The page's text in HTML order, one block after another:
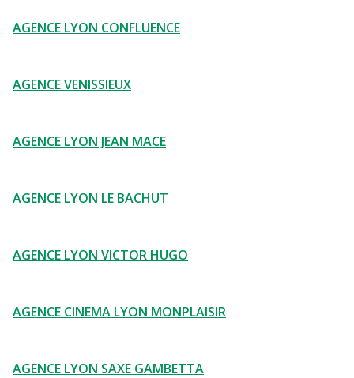
AGENCE LYON CONFLUENCE
AGENCE VENISSIEUX
AGENCE LYON JEAN MACE
AGENCE LYON LE BACHUT
AGENCE LYON VICTOR HUGO
AGENCE CINEMA LYON MONPLAISIR
AGENCE LYON SAXE GAMBETTA